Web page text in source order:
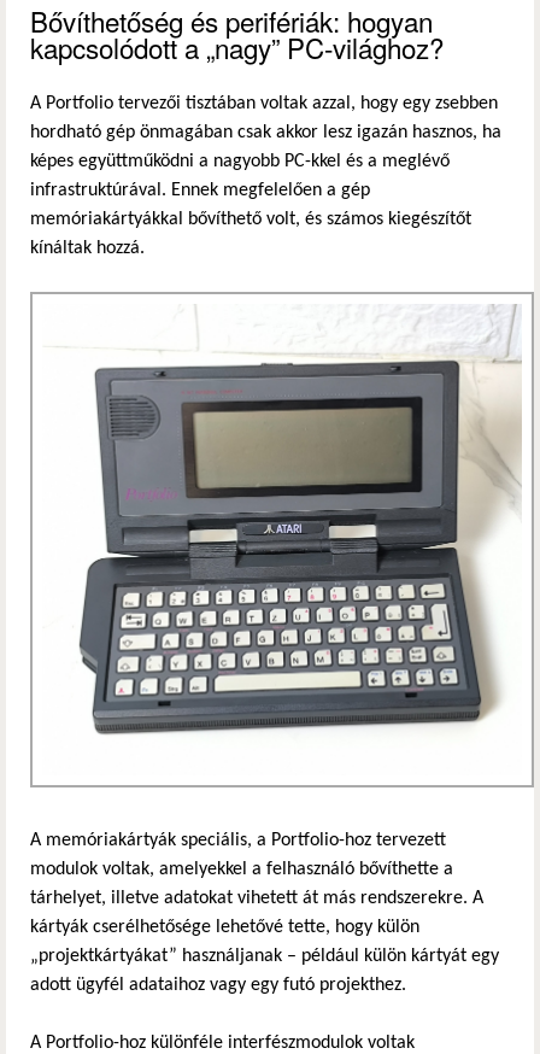
Bővíthetőség és perifériák: hogyan
kapcsolódott a „nagy” PC-világhoz?
A Portfolio tervezői tisztában voltak azzal, hogy egy zsebben
hordható gép önmagában csak akkor lesz igazán hasznos, ha
képes együttműködni a nagyobb PC-kkel és a meglévő
infrastruktúrával. Ennek megfelelően a gép
memóriakártyákkal bővíthető volt, és számos kiegészítőt
kínáltak hozzá.
A memóriakártyák speciális, a Portfolio-hoz tervezett
modulok voltak, amelyekkel a felhasználó bővíthette a
tárhelyet, illetve adatokat vihetett át más rendszerekre. A
kártyák cserélhetősége lehetővé tette, hogy külön
„projektkártyákat” használjanak – például külön kártyát egy
adott ügyfél adataihoz vagy egy futó projekthez.
A Portfolio-hoz különféle interfészmodulok voltak